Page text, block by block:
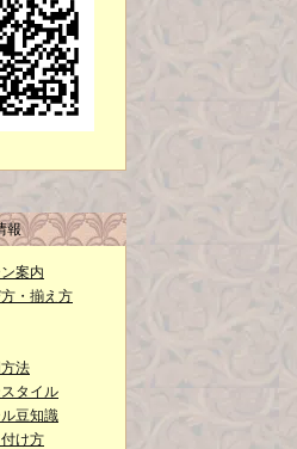
報
案内
・揃え方
法
タイル
豆知識
け方